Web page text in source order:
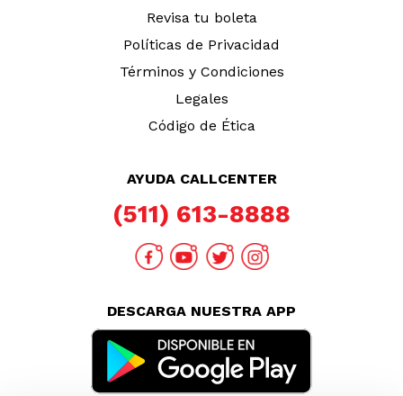
Revisa tu boleta
Políticas de Privacidad
Términos y Condiciones
Legales
Código de Ética
AYUDA CALLCENTER
(511) 613-8888
DESCARGA NUESTRA APP